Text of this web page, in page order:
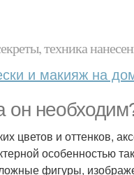
техника
и макияж на
он
цветов и оттенков,
особенностью
фигуры,